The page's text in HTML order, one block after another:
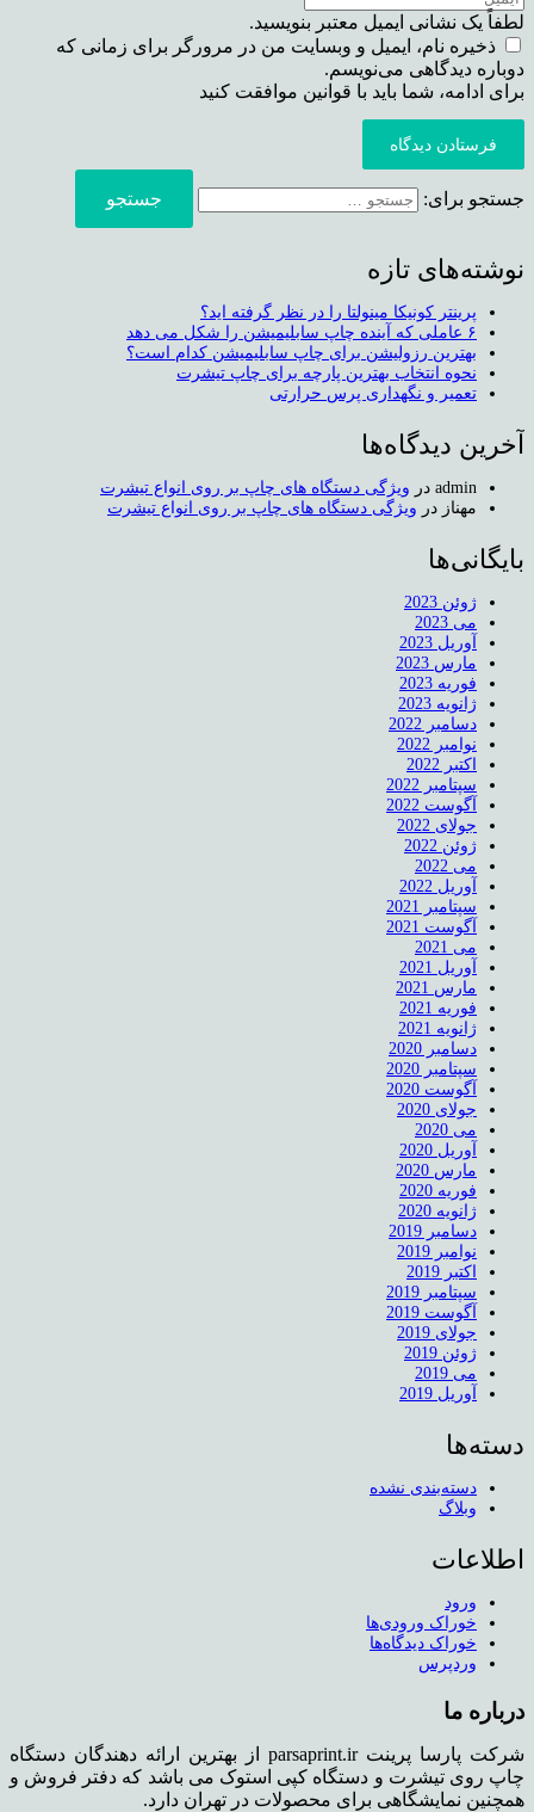
لطفاً یک نشانی ایمیل معتبر بنویسید.
ذخیره نام، ایمیل و وبسایت من در مرورگر برای زمانی که
دوباره دیدگاهی می‌نویسم.
برای ادامه، شما باید با قوانین موافقت کنید
فرستادن دیدگاه
جستجو برای:
نوشته‌های تازه
پرینتر کونیکا مینولتا را در نظر گرفته اید؟
۶ عاملی که آینده چاپ سابلیمیشن را شکل می دهد
بهترین رزولیشن برای چاپ سابلیمیشن کدام است؟
نحوه انتخاب بهترین پارچه برای چاپ تیشرت
تعمیر و نگهداری پرس حرارتی
آخرین دیدگاه‌ها
admin در ویژگی دستگاه های چاپ بر روی انواع تیشرت
مهناز در ویژگی دستگاه های چاپ بر روی انواع تیشرت
بایگانی‌ها
ژوئن 2023
می 2023
آوریل 2023
مارس 2023
فوریه 2023
ژانویه 2023
دسامبر 2022
نوامبر 2022
اکتبر 2022
سپتامبر 2022
آگوست 2022
جولای 2022
ژوئن 2022
می 2022
آوریل 2022
سپتامبر 2021
آگوست 2021
می 2021
آوریل 2021
مارس 2021
فوریه 2021
ژانویه 2021
دسامبر 2020
سپتامبر 2020
آگوست 2020
جولای 2020
می 2020
آوریل 2020
مارس 2020
فوریه 2020
ژانویه 2020
دسامبر 2019
نوامبر 2019
اکتبر 2019
سپتامبر 2019
آگوست 2019
جولای 2019
ژوئن 2019
می 2019
آوریل 2019
دسته‌ها
دسته‌بندی نشده
وبلاگ
اطلاعات
ورود
خوراک ورودی‌ها
خوراک دیدگاه‌ها
وردپرس
درباره ما
شرکت پارسا پرینت parsaprint.ir از بهترین ارائه دهندگان دستگاه
چاپ روی تیشرت و دستگاه کپی استوک می باشد که دفتر فروش و
همچنین نمایشگاهی برای محصولات در تهران دارد.